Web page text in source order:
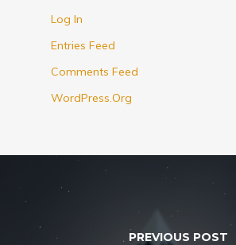
Log In
Entries Feed
Comments Feed
WordPress.org
PREVIOUS POST